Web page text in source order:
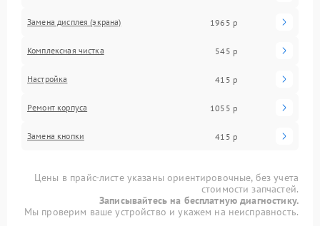
Замена дисплея (экрана) 1965 р
Комплексная чистка 545 р
Настройка 415 р
Ремонт корпуса 1055 р
Замена кнопки 415 р
Цены в прайс-листе указаны ориентировочные, без учета
стоимости запчастей.
Записывайтесь на бесплатную диагностику.
Мы проверим ваше устройство и укажем на неисправность.